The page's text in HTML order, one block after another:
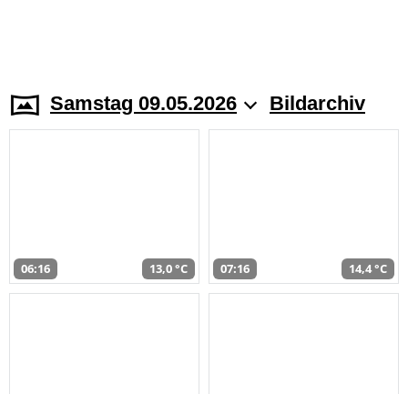
Samstag 09.05.2026 Bildarchiv
06:16 13,0 °C 07:16 14,4 °C